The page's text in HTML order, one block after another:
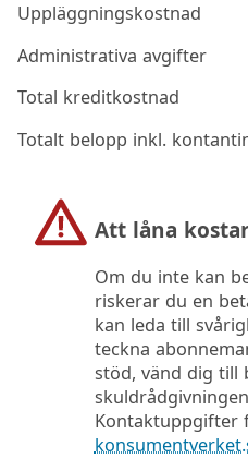
Uppläggningskostnad
Administrativa avgifter
Total kreditkostnad
Totalt belopp inkl.
Att låna
Om du inte kan
riskerar du en
kan leda till
teckna
stöd, vänd dig till
Kontaktuppgifter